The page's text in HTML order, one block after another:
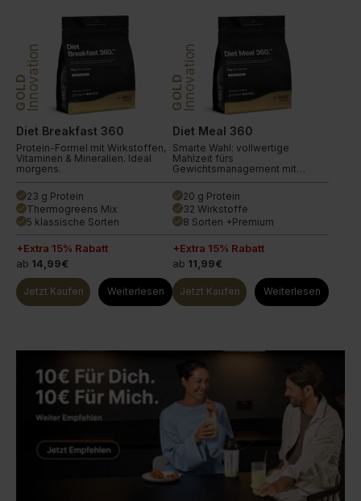
GOLDInnovation
Diet Breakfast 360
Protein-Formel mit Wirkstoffen,
Vitaminen & Mineralien. Ideal
morgens.
done 23 g Protein
done Thermogreens Mix
done 5 klassische Sorten
+Extra 15% Rabatt
ab 14,99€
Jetzt Kaufen Weiterlesen
GOLDInnovation
Diet Meal 360
Smarte Wahl: vollwertige
Mahlzeit fürs
Gewichtsmanagement mit
done 20 g Protein
done 32 Wirkstoffe
done 8 Sorten +Premium
+Extra 15% Rabatt
ab 11,99€
Jetzt Kaufen Weiterlesen